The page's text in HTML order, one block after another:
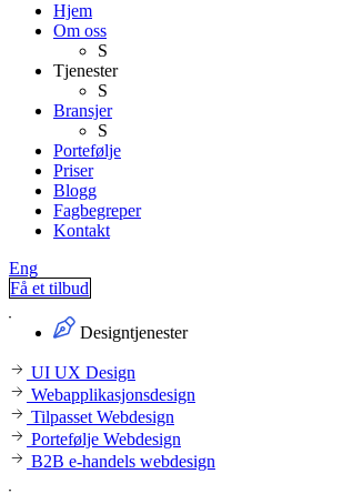
Hjem
Om oss
S
Tjenester
S
Bransjer
S
Portefølje
Priser
Blogg
Fagbegreper
Kontakt
Eng
Få et tilbud
Designtjenester
UI UX Design
Webapplikasjonsdesign
Tilpasset Webdesign
Portefølje Webdesign
B2B e-handels webdesign